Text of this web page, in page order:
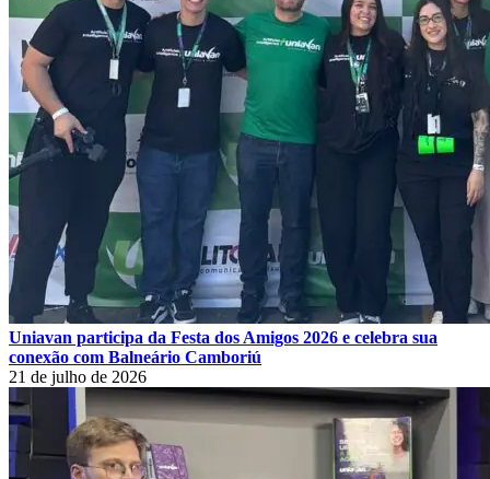
Uniavan participa da Festa dos Amigos 2026 e celebra sua
conexão com Balneário Camboriú
21 de julho de 2026